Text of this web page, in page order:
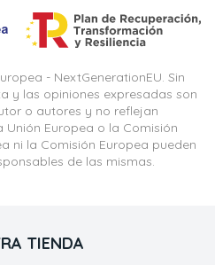
- NextGenerationEU. Sin
y las opiniones expresadas son
o autores y no reflejan
Unión Europea o la Comisión
ni la Comisión Europea pueden
de las mismas.
TIENDA